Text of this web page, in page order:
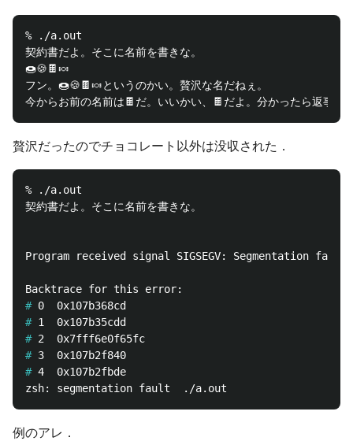
% ./a.out
契約書だよ。そこに名前を書きな。
🍩🍪🍫🍬
フン。🍩🍪🍫🍬というのかい。贅沢な名だねぇ。
贅沢だったのでチョコレート以外は没収された．
% ./a.out
契約書だよ。そこに名前を書きな。
Program received signal SIGSEGV: Segmentation
#
#
#
#
#
例のアレ．